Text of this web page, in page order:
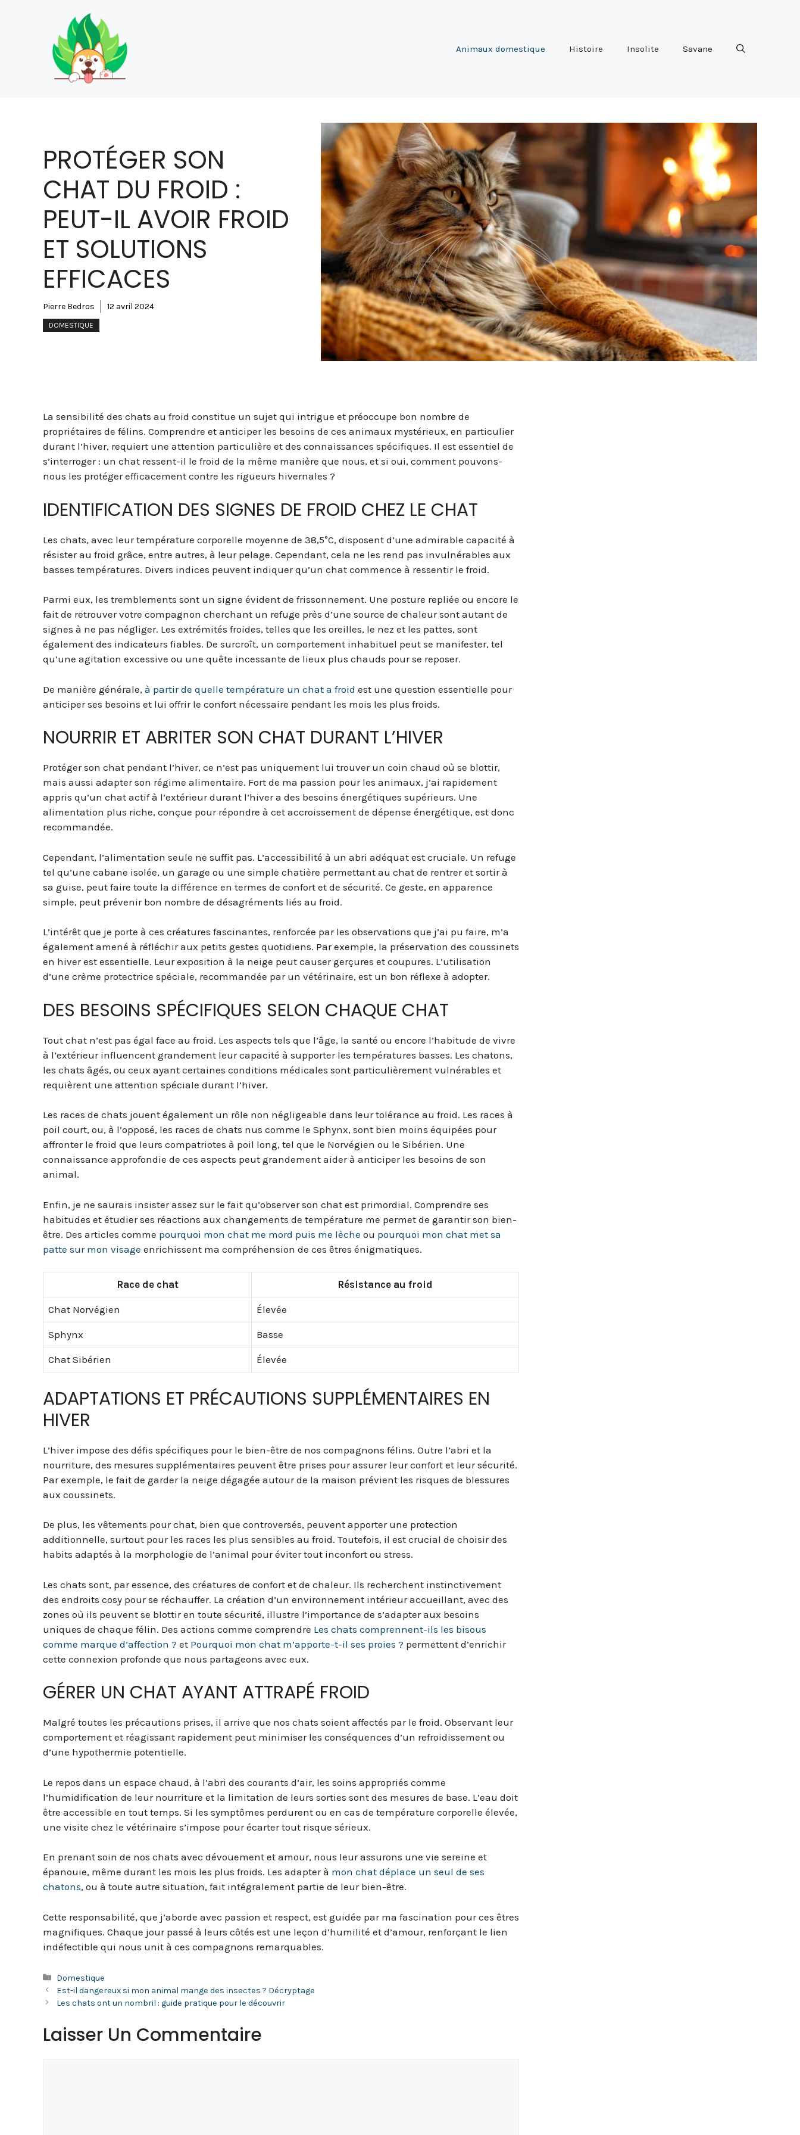
Animaux domestique Histoire Insolite Savane
PROTÉGER SON
CHAT DU FROID :
PEUT-IL AVOIR FROID
ET SOLUTIONS
EFFICACES
Pierre Bedros 12 avril 2024
DOMESTIQUE
La sensibilité des chats au froid constitue un sujet qui intrigue et préoccupe bon nombre de
propriétaires de félins. Comprendre et anticiper les besoins de ces animaux mystérieux, en particulier
durant l’hiver, requiert une attention particulière et des connaissances spécifiques. Il est essentiel de
s’interroger : un chat ressent-il le froid de la même manière que nous, et si oui, comment pouvons-
nous les protéger efficacement contre les rigueurs hivernales ?
IDENTIFICATION DES SIGNES DE FROID CHEZ LE CHAT
Les chats, avec leur température corporelle moyenne de 38,5°C, disposent d’une admirable capacité à
résister au froid grâce, entre autres, à leur pelage. Cependant, cela ne les rend pas invulnérables aux
basses températures. Divers indices peuvent indiquer qu’un chat commence à ressentir le froid.
Parmi eux, les tremblements sont un signe évident de frissonnement. Une posture repliée ou encore le
fait de retrouver votre compagnon cherchant un refuge près d’une source de chaleur sont autant de
signes à ne pas négliger. Les extrémités froides, telles que les oreilles, le nez et les pattes, sont
également des indicateurs fiables. De surcroît, un comportement inhabituel peut se manifester, tel
qu’une agitation excessive ou une quête incessante de lieux plus chauds pour se reposer.
De manière générale, à partir de quelle température un chat a froid est une question essentielle pour
anticiper ses besoins et lui offrir le confort nécessaire pendant les mois les plus froids.
NOURRIR ET ABRITER SON CHAT DURANT L’HIVER
Protéger son chat pendant l’hiver, ce n’est pas uniquement lui trouver un coin chaud où se blottir,
mais aussi adapter son régime alimentaire. Fort de ma passion pour les animaux, j’ai rapidement
appris qu’un chat actif à l’extérieur durant l’hiver a des besoins énergétiques supérieurs. Une
alimentation plus riche, conçue pour répondre à cet accroissement de dépense énergétique, est donc
recommandée.
Cependant, l’alimentation seule ne suffit pas. L’accessibilité à un abri adéquat est cruciale. Un refuge
tel qu’une cabane isolée, un garage ou une simple chatière permettant au chat de rentrer et sortir à
sa guise, peut faire toute la différence en termes de confort et de sécurité. Ce geste, en apparence
simple, peut prévenir bon nombre de désagréments liés au froid.
L’intérêt que je porte à ces créatures fascinantes, renforcée par les observations que j’ai pu faire, m’a
également amené à réfléchir aux petits gestes quotidiens. Par exemple, la préservation des coussinets
en hiver est essentielle. Leur exposition à la neige peut causer gerçures et coupures. L’utilisation
d’une crème protectrice spéciale, recommandée par un vétérinaire, est un bon réflexe à adopter.
DES BESOINS SPÉCIFIQUES SELON CHAQUE CHAT
Tout chat n’est pas égal face au froid. Les aspects tels que l’âge, la santé ou encore l’habitude de vivre
à l’extérieur influencent grandement leur capacité à supporter les températures basses. Les chatons,
les chats âgés, ou ceux ayant certaines conditions médicales sont particulièrement vulnérables et
requièrent une attention spéciale durant l’hiver.
Les races de chats jouent également un rôle non négligeable dans leur tolérance au froid. Les races à
poil court, ou, à l’opposé, les races de chats nus comme le Sphynx, sont bien moins équipées pour
affronter le froid que leurs compatriotes à poil long, tel que le Norvégien ou le Sibérien. Une
connaissance approfondie de ces aspects peut grandement aider à anticiper les besoins de son
animal.
Enfin, je ne saurais insister assez sur le fait qu’observer son chat est primordial. Comprendre ses
habitudes et étudier ses réactions aux changements de température me permet de garantir son bien-
être. Des articles comme pourquoi mon chat me mord puis me lèche ou pourquoi mon chat met sa
patte sur mon visage enrichissent ma compréhension de ces êtres énigmatiques.
Race de chat Résistance au froid
Chat Norvégien Élevée
Sphynx Basse
Chat Sibérien Élevée
ADAPTATIONS ET PRÉCAUTIONS SUPPLÉMENTAIRES EN
HIVER
L’hiver impose des défis spécifiques pour le bien-être de nos compagnons félins. Outre l’abri et la
nourriture, des mesures supplémentaires peuvent être prises pour assurer leur confort et leur sécurité.
Par exemple, le fait de garder la neige dégagée autour de la maison prévient les risques de blessures
aux coussinets.
De plus, les vêtements pour chat, bien que controversés, peuvent apporter une protection
additionnelle, surtout pour les races les plus sensibles au froid. Toutefois, il est crucial de choisir des
habits adaptés à la morphologie de l’animal pour éviter tout inconfort ou stress.
Les chats sont, par essence, des créatures de confort et de chaleur. Ils recherchent instinctivement
des endroits cosy pour se réchauffer. La création d’un environnement intérieur accueillant, avec des
zones où ils peuvent se blottir en toute sécurité, illustre l’importance de s’adapter aux besoins
uniques de chaque félin. Des actions comme comprendre Les chats comprennent-ils les bisous
comme marque d’affection ? et Pourquoi mon chat m’apporte-t-il ses proies ? permettent d’enrichir
cette connexion profonde que nous partageons avec eux.
GÉRER UN CHAT AYANT ATTRAPÉ FROID
Malgré toutes les précautions prises, il arrive que nos chats soient affectés par le froid. Observant leur
comportement et réagissant rapidement peut minimiser les conséquences d’un refroidissement ou
d’une hypothermie potentielle.
Le repos dans un espace chaud, à l’abri des courants d’air, les soins appropriés comme
l’humidification de leur nourriture et la limitation de leurs sorties sont des mesures de base. L’eau doit
être accessible en tout temps. Si les symptômes perdurent ou en cas de température corporelle élevée,
une visite chez le vétérinaire s’impose pour écarter tout risque sérieux.
En prenant soin de nos chats avec dévouement et amour, nous leur assurons une vie sereine et
épanouie, même durant les mois les plus froids. Les adapter à mon chat déplace un seul de ses
chatons, ou à toute autre situation, fait intégralement partie de leur bien-être.
Cette responsabilité, que j’aborde avec passion et respect, est guidée par ma fascination pour ces êtres
magnifiques. Chaque jour passé à leurs côtés est une leçon d’humilité et d’amour, renforçant le lien
indéfectible qui nous unit à ces compagnons remarquables.
Catégories
Domestique
Est-il dangereux si mon animal mange des insectes ? Décryptage
Les chats ont un nombril : guide pratique pour le découvrir
Laisser Un Commentaire